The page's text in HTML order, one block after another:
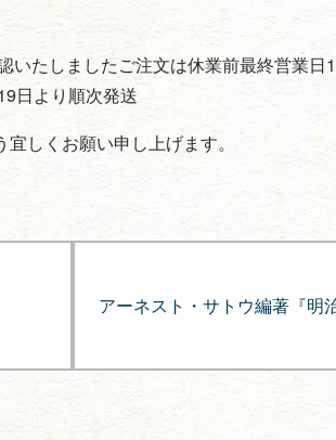
たしましたご注文は休業前最終営業日
日より順次発送
しくお願い申し上げます。
アーネスト・サトウ編著『明